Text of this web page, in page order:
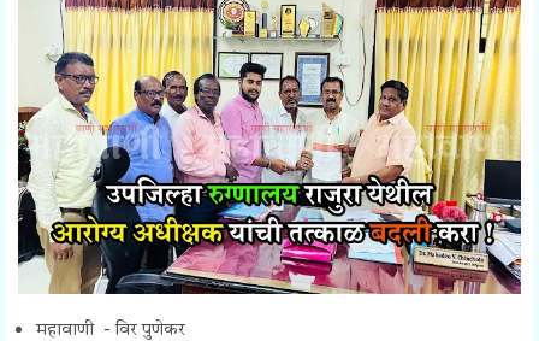
महावाणी - विर पुणेकर